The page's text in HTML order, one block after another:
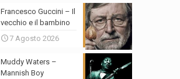
Francesco Guccini – Il
vecchio e il bambino
7 Agosto 2026
Muddy Waters –
Mannish Boy